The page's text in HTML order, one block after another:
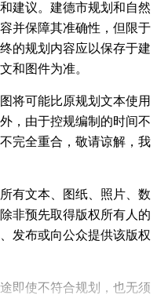
建议。建德市规划和自然
并保障其准确性，但限于
的规划内容应以保存于建
和图件为准。
将可能比原规划文本使用
，由于控规编制的时间不
完全重合，敬请谅解，我
有文本、图纸、照片、数
非预先取得版权所有人的
发布或向公众提供该版权
即使不符合规划，也无须